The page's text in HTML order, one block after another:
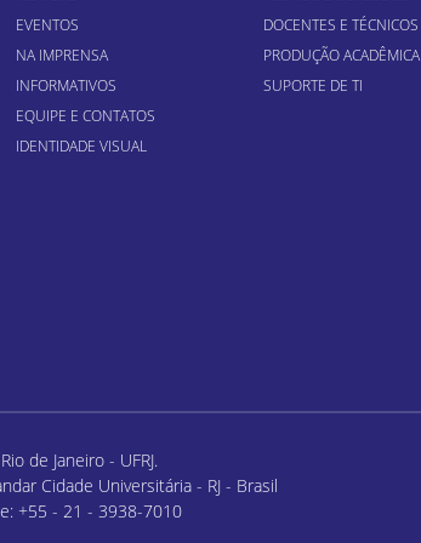
EVENTOS
NA IMPRENSA
INFORMATIVOS
EQUIPE E CONTATOS
IDENTIDADE VISUAL
DOCENTES E TÉCNICOS
PRODUÇÃO ACADÊMICA
SUPORTE DE TI
de Janeiro - UFRJ.
Cidade Universitária - RJ - Brasil
+55 - 21 - 3938-7010